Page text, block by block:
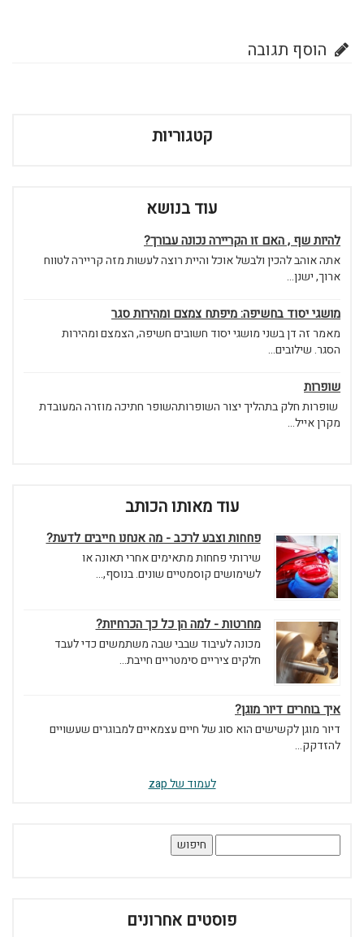
הוסף תגובה
קטגוריות
עוד בנושא
להיות שף , האם זו הקריירה נכונה עבורך?
אתה אוהב להכין ולבשל אוכל והיית רוצה לעשות מזה קריירה לטווח
ארוך, ישנן...
מושגי יסוד בחשיפה: מיפתח צמצם ומהירות סגר
מאמר זה דן בשני מושגי יסוד חשובים חשיפה, הצמצם ומהירות
הסגר. שילובים...
שופרות
שופרות חלק בתהליך יצור השופרותהשופר חתיכה מוזרה המעובדת
מקרן אייל...
עוד מאותו הכותב
פחחות וצבע לרכב - מה אנחנו חייבים לדעת?
שירותי פחחות מתאימים אחרי תאונה או
לשימושים קוסמטיים שונים. בנוסף,...
מחרטות - למה הן כל כך הכרחיות?
מכונה לעיבוד שבבי שבה משתמשים כדי לעבד
חלקים ציריים סימטריים חייבת...
איך בוחרים דיור מוגן?
דיור מוגן לקשישים הוא סוג של חיים עצמאיים למבוגרים שעשויים
להזדקק...
לעמוד של zap
פוסטים אחרונים